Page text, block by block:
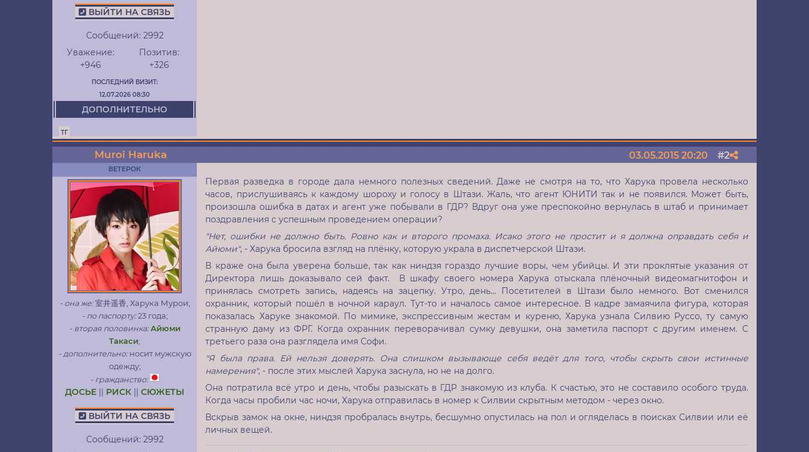
ВЫЙТИ НА СВЯЗЬ
Сообщений: 2992
Уважение:
+946
Позитив:
+326
ПОСЛЕДНИЙ ВИЗИТ:
12.07.2026 08:30
ДОПОЛНИТЕЛЬНО
ТГ
2
03.05.2015 20:20
Muroi Haruka
ВЕТЕРОК
- она же:室井遥香, Харука Мурои;
- по паспорту:23 года;
- вторая половинка: Айюми
Такаси;
- дополнительно:носит мужскую
одежду;
- гражданство:
ДОСЬЕ || РИСК ||СЮЖЕТЫ
ВЫЙТИ НА СВЯЗЬ
Сообщений: 2992
Первая разведка в городе дала немного полезных сведений. Даже не смотря на то, что Харука провела несколько
часов, прислушиваясь к каждому шороху и голосу в Штази. Жаль, что агент ЮНИТИ так и не появился. Может быть,
произошла ошибка в датах и агент уже побывали в ГДР? Вдруг она уже преспокойно вернулась в штаб и принимает
поздравления с успешным проведением операции?
"Нет, ошибки не должно быть. Ровно как и второго промаха. Исако этого не простит и я должна оправдать себя и
Айюми", - Харука бросила взгляд на плёнку, которую украла в диспетчерской Штази.
В краже она была уверена больше, так как ниндзя гораздо лучшие воры, чем убийцы. И эти проклятые указания от
Директора лишь доказывало сей факт. В шкафу своего номера Харука отыскала плёночный видеомагнитофон и
принялась смотреть запись, надеясь на зацепку. Утро, день... Посетителей в Штази было немного. Вот сменился
охранник, который пошёл в ночной караул. Тут-то и началось самое интересное. В кадре замаячила фигура, которая
показалась Харуке знакомой. По мимике, экспрессивным жестам и куреню, Харука узнала Силвию Руссо, ту самую
странную даму из ФРГ. Когда охранник переворачивал сумку девушки, она заметила паспорт с другим именем. С
третьего раза она разглядела имя Софи.
"Я была права. Ей нельзя доверять. Она слишком вызывающе себя ведёт для того, чтобы скрыть свои истинные
намерения", - после этих мыслей Харука заснула, но не на долго.
Она потратила всё утро и день, чтобы разыскать в ГДР знакомую из клуба. К счастью, это не составило особого труда.
Когда часы пробили час ночи, Харука отправилась в номер к Силвии скрытным методом - через окно.
Вскрыв замок на окне, ниндзя пробралась внутрь, бесшумно опустилась на пол и огляделась в поисках Силвии или её
личных вещей.